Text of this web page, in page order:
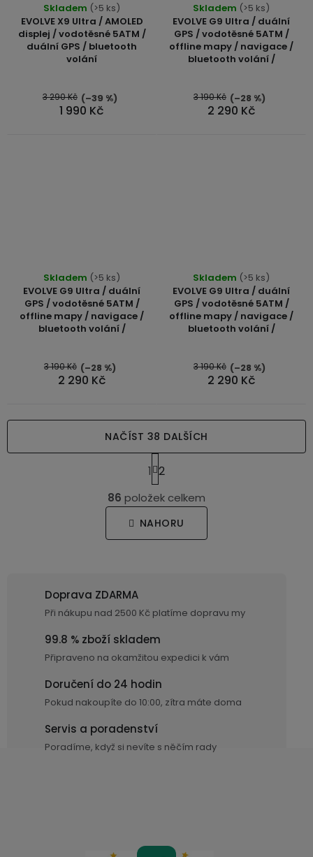
EVOLVE X9 Ultra / AMOLED
displej / vodotěsné 5ATM /
duální GPS / bluetooth
volání
Skladem (>5 ks)
1 990 Kč
3 290 Kč (–39 %)
EVOLVE G9 Ultra / duální
GPS / vodotěsné 5ATM /
offline mapy / navigace /
bluetooth volání /
Skladem (>5 ks)
2 290 Kč
3 190 Kč (–28 %)
EVOLVE G9 Ultra / duální
GPS / vodotěsné 5ATM /
offline mapy / navigace /
bluetooth volání /
Skladem (>5 ks)
2 290 Kč
3 190 Kč (–28 %)
EVOLVE G9 Ultra / duální
GPS / vodotěsné 5ATM /
offline mapy / navigace /
bluetooth volání /
Skladem (>5 ks)
2 290 Kč
3 190 Kč (–28 %)
O
v
l
á
p
r
v
y
v
ý
p
i
NAČÍST 38 DALŠÍCH
S
t
r
á
n
í
1 2
86 položek celkem
NAHORU
Doprava ZDARMA
Při nákupu nad 2500 Kč platíme dopravu my
99.8 % zboží skladem
Připraveno na okamžitou expedici k vám
Doručení do 24 hodin
Pokud nakoupíte do 10:00, zítra máte doma
Servis a poradenství
Poradíme, když si nevíte s něčím rady